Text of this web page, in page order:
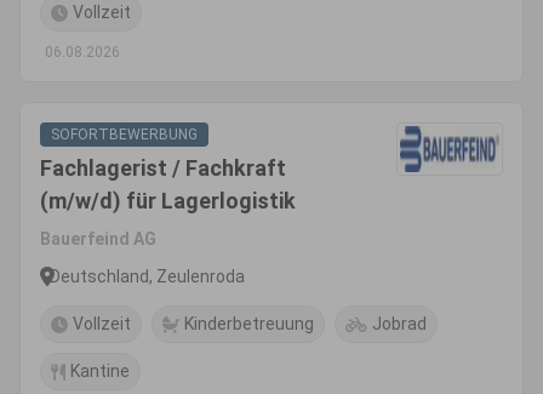
Vollzeit
06.08.2026
SOFORTBEWERBUNG
Fachlagerist / Fachkraft
(m/w/d) für Lagerlogistik
Bauerfeind AG
Deutschland, Zeulenroda
Vollzeit Kinderbetreuung Jobrad
Kantine